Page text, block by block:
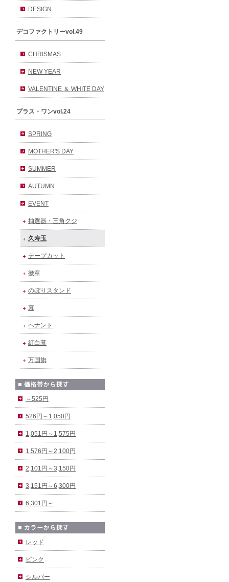
DESIGN
デコファクトリーvol.49
CHRISMAS
NEW YEAR
VALENTINE ＆ WHITE DAY
プラス・ワンvol.24
SPRING
MOTHER'S DAY
SUMMER
AUTUMN
EVENT
抽選器・三角クジ
久寿玉
テープカット
徽章
のぼりスタンド
幕
ペナント
紅白幕
万国旗
～525円
526円～1,050円
1,051円～1,575円
1,576円～2,100円
2,101円～3,150円
3,151円～6,300円
6,301円～
レッド
ピンク
シルバー